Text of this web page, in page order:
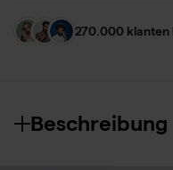
270.000 klanten
Beschreibung